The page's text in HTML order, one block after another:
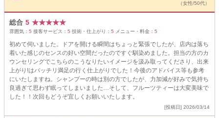
（女性/50代）
総合 5 ★★★★★
雰囲気： 5 接客サービス： 5 技術・仕上がり： 5 メニュー・料金： 5
初めて伺いました。ドアを開ける瞬間はちょっと緊張でしたが、店内は落ち
着いた感じのセンスの好い空間だったのですぐ馴染めました。担当の方のカ
ウンセリングでこちらのこうなりたいイメージを汲み取ってくださり、出来
上がり!はバッチリ満足の行く仕上がりでした！今後のアドバイス等も参考
にいたしますね。シャンプーの時は別の方でしたが、力加減が好みで気持ち
良過ぎて思わず眠ってしまいました…そして、フルーツティーは大変美味で
した！！次回もどうぞ宜しくお願いいたします。
[投稿日] 2026/03/14